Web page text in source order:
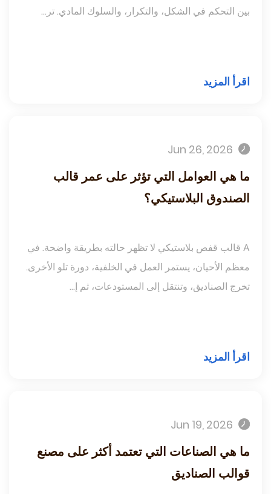
بين التحكم في الشكل، والتكرار، والسلوك المادي. تر...
اقرأ المزيد
ما هي العوامل التي تؤثر على عمر قالب
الصندوق البلاستيكي؟
A قالب قفص بلاستيكي لا تظهر حالته بطريقة واضحة. في
معظم الأحيان، يستمر العمل في الخلفية، دورة تلو الأخرى.
تخرج الصناديق، وتنتقل إلى المستودعات، ثم إ...
اقرأ المزيد
ما هي الصناعات التي تعتمد أكثر على مصنع
قوالب الصناديق